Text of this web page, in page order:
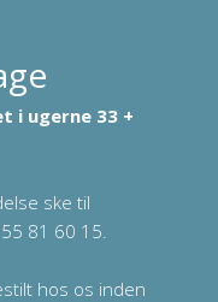
i ugerne 33 +
ske til
81 60 15.
hos os inden